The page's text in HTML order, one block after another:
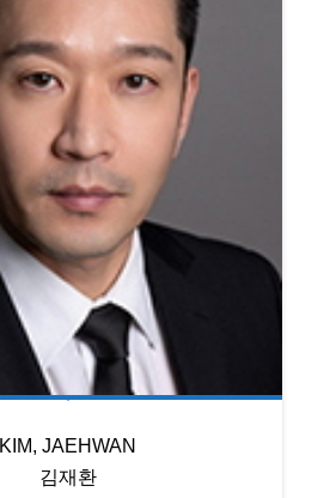
KIM, JAEHWAN
김재환